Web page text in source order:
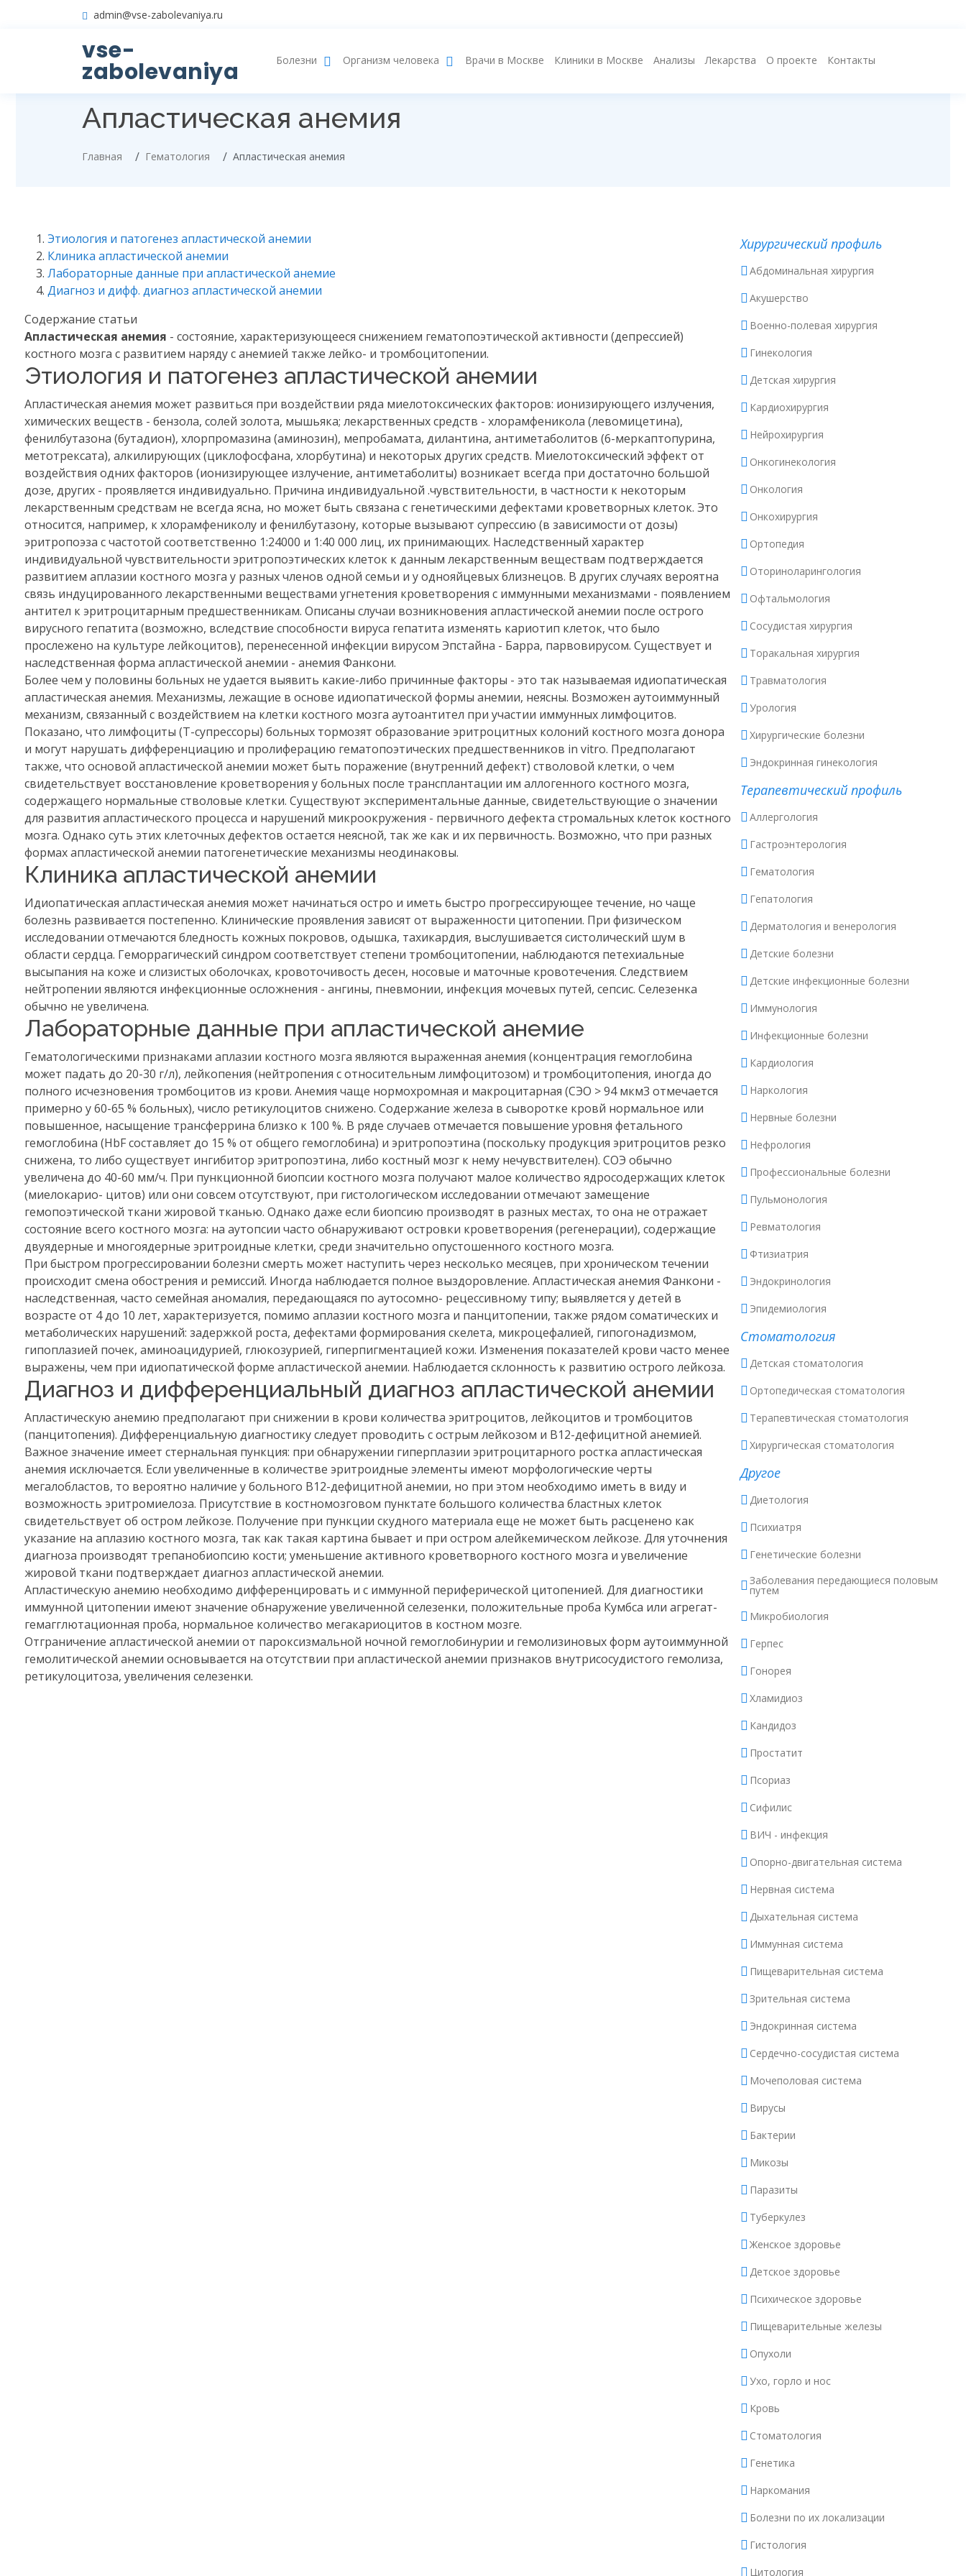
admin@vse-zabolevaniya.ru
vse-
zabolevaniya Болезни Организм человека Врачи в Москве Клиники в Москве Анализы Лекарства О проекте Контакты
Апластическая анемия
Главная Гематология Апластическая анемия
Этиология и патогенез апластической анемии
Клиника апластической анемии
Лабораторные данные при апластической анемие
Диагноз и дифф. диагноз апластической анемии
Содержание статьи
Апластическая анемия - состояние, характеризующееся снижением гематопоэтической активности (депрессией)
костного мозга с развитием наряду с анемией также лейко- и тромбоцитопении.
Этиология и патогенез апластической анемии
Апластическая анемия может развиться при воздействии ряда миелотоксических факторов: ионизирующего излучения,
химических веществ - бензола, солей золота, мышьяка; лекарственных средств - хлорамфеникола (левомицетина),
фенилбутазона (бутадион), хлорпромазина (аминозин), мепробамата, дилантина, антиметаболитов (6-меркаптопурина,
метотрексата), алкилирующих (циклофосфана, хлорбутина) и некоторых других средств. Миелотоксический эффект от
воздействия одних факторов (ионизирующее излучение, антиметаболиты) возникает всегда при достаточно большой
дозе, других - проявляется индивидуально. Причина индивидуальной .чувствительности, в частности к некоторым
лекарственным средствам не всегда ясна, но может быть связана с генетическими дефектами кроветворных клеток. Это
относится, например, к хлорамфениколу и фенилбутазону, которые вызывают супрессию (в зависимости от дозы)
эритропоэза с частотой соответственно 1:24000 и 1:40 000 лиц, их принимающих. Наследственный характер
индивидуальной чувствительности эритропоэтических клеток к данным лекарственным веществам подтверждается
развитием аплазии костного мозга у разных членов одной семьи и у однояйцевых близнецов. В других случаях вероятна
связь индуцированного лекарственными веществами угнетения кроветворения с иммунными механизмами - появлением
антител к эритроцитарным предшественникам. Описаны случаи возникновения апластической анемии после острого
вирусного гепатита (возможно, вследствие способности вируса гепатита изменять кариотип клеток, что было
прослежено на культуре лейкоцитов), перенесенной инфекции вирусом Эпстайна - Барра, парвовирусом. Существует и
наследственная форма апластической анемии - анемия Фанкони.
Более чем у половины больных не удается выявить какие-либо причинные факторы - это так называемая идиопатическая
апластическая анемия. Механизмы, лежащие в основе идиопатической формы анемии, неясны. Возможен аутоиммунный
механизм, связанный с воздействием на клетки костного мозга аутоантител при участии иммунных лимфоцитов.
Показано, что лимфоциты (Т-супрессоры) больных тормозят образование эритроцитных колоний костного мозга донора
и могут нарушать дифференциацию и пролиферацию гематопоэтических предшественников in vitro. Предполагают
также, что основой апластической анемии может быть поражение (внутренний дефект) стволовой клетки, о чем
свидетельствует восстановление кроветворения у больных после трансплантации им аллогенного костного мозга,
содержащего нормальные стволовые клетки. Существуют экспериментальные данные, свидетельствующие о значении
для развития апластического процесса и нарушений микроокружения - первичного дефекта стромальных клеток костного
мозга. Однако суть этих клеточных дефектов остается неясной, так же как и их первичность. Возможно, что при разных
формах апластической анемии патогенетические механизмы неодинаковы.
Клиника апластической анемии
Идиопатическая апластическая анемия может начинаться остро и иметь быстро прогрессирующее течение, но чаще
болезнь развивается постепенно. Клинические проявления зависят от выраженности цитопении. При физическом
исследовании отмечаются бледность кожных покровов, одышка, тахикардия, выслушивается систолический шум в
области сердца. Геморрагический синдром соответствует степени тромбоцитопении, наблюдаются петехиальные
высыпания на коже и слизистых оболочках, кровоточивость десен, носовые и маточные кровотечения. Следствием
нейтропении являются инфекционные осложнения - ангины, пневмонии, инфекция мочевых путей, сепсис. Селезенка
обычно не увеличена.
Лабораторные данные при апластической анемие
Гематологическими признаками аплазии костного мозга являются выраженная анемия (концентрация гемоглобина
может падать до 20-30 г/л), лейкопения (нейтропения с относительным лимфоцитозом) и тромбоцитопения, иногда до
полного исчезновения тромбоцитов из крови. Анемия чаще нормохромная и макроцитарная (СЭО > 94 мкм3 отмечается
примерно у 60-65 % больных), число ретикулоцитов снижено. Содержание железа в сыворотке кровй нормальное или
повышенное, насыщение трансферрина близко к 100 %. В ряде случаев отмечается повышение уровня фетального
гемоглобина (HbF составляет до 15 % от общего гемоглобина) и эритропоэтина (поскольку продукция эритроцитов резко
снижена, то либо существует ингибитор эритропоэтина, либо костный мозг к нему нечувствителен). СОЭ обычно
увеличена до 40-60 мм/ч. При пункционной биопсии костного мозга получают малое количество ядросодержащих клеток
(миелокарио- цитов) или они совсем отсутствуют, при гистологическом исследовании отмечают замещение
гемопоэтической ткани жировой тканью. Однако даже если биопсию производят в разных местах, то она не отражает
состояние всего костного мозга: на аутопсии часто обнаруживают островки кроветворения (регенерации), содержащие
двуядерные и многоядерные эритроидные клетки, среди значительно опустошенного костного мозга.
При быстром прогрессировании болезни смерть может наступить через несколько месяцев, при хроническом течении
происходит смена обострения и ремиссий. Иногда наблюдается полное выздоровление. Апластическая анемия Фанкони -
наследственная, часто семейная аномалия, передающаяся по аутосомно- рецессивному типу; выявляется у детей в
возрасте от 4 до 10 лет, характеризуется, помимо аплазии костного мозга и панцитопении, также рядом соматических и
метаболических нарушений: задержкой роста, дефектами формирования скелета, микроцефалией, гипогонадизмом,
гипоплазией почек, аминоацидурией, глюкозурией, гиперпигментацией кожи. Изменения показателей крови часто менее
выражены, чем при идиопатической форме апластической анемии. Наблюдается склонность к развитию острого лейкоза.
Диагноз и дифференциальный диагноз апластической анемии
Апластическую анемию предполагают при снижении в крови количества эритроцитов, лейкоцитов и тромбоцитов
(панцитопения). Дифференциальную диагностику следует проводить с острым лейкозом и В12-дефицитной анемией.
Важное значение имеет стернальная пункция: при обнаружении гиперплазии эритроцитарного ростка апластическая
анемия исключается. Если увеличенные в количестве эритроидные элементы имеют морфологические черты
мегалобластов, то вероятно наличие у больного В12-дефицитной анемии, но при этом необходимо иметь в виду и
возможность эритромиелоза. Присутствие в костномозговом пунктате большого количества бластных клеток
свидетельствует об остром лейкозе. Получение при пункции скудного материала еще не может быть расценено как
указание на аплазию костного мозга, так как такая картина бывает и при остром алейкемическом лейкозе. Для уточнения
диагноза производят трепанобиопсию кости; уменьшение активного кроветворного костного мозга и увеличение
жировой ткани подтверждает диагноз апластической анемии.
Апластическую анемию необходимо дифференцировать и с иммунной периферической цитопенией. Для диагностики
иммунной цитопении имеют значение обнаружение увеличенной селезенки, положительные проба Кумбса или агрегат-
гемагглютационная проба, нормальное количество мегакариоцитов в костном мозге.
Отграничение апластической анемии от пароксизмальной ночной гемоглобинурии и гемолизиновых форм аутоиммунной
гемолитической анемии основывается на отсутствии при апластической анемии признаков внутрисосудистого гемолиза,
ретикулоцитоза, увеличения селезенки.
Хирургический профиль
Абдоминальная хирургия
Акушерство
Военно-полевая хирургия
Гинекология
Детская хирургия
Кардиохирургия
Нейрохирургия
Онкогинекология
Онкология
Онкохирургия
Ортопедия
Оториноларингология
Офтальмология
Сосудистая хирургия
Торакальная хирургия
Травматология
Урология
Хирургические болезни
Эндокринная гинекология
Терапевтический профиль
Аллергология
Гастроэнтерология
Гематология
Гепатология
Дерматология и венерология
Детские болезни
Детские инфекционные болезни
Иммунология
Инфекционные болезни
Кардиология
Наркология
Нервные болезни
Нефрология
Профессиональные болезни
Пульмонология
Ревматология
Фтизиатрия
Эндокринология
Эпидемиология
Стоматология
Детская стоматология
Ортопедическая стоматология
Терапевтическая стоматология
Хирургическая стоматология
Другое
Диетология
Психиатря
Генетические болезни
Заболевания передающиеся половым
путем
Микробиология
Герпес
Гонорея
Хламидиоз
Кандидоз
Простатит
Псориаз
Сифилис
ВИЧ - инфекция
Опорно-двигательная система
Нервная система
Дыхательная система
Иммунная система
Пищеварительная система
Зрительная система
Эндокринная система
Сердечно-сосудистая система
Мочеполовая система
Вирусы
Бактерии
Микозы
Паразиты
Туберкулез
Женское здоровье
Детское здоровье
Психическое здоровье
Пищеварительные железы
Опухоли
Ухо, горло и нос
Кровь
Стоматология
Генетика
Наркомания
Болезни по их локализации
Гистология
Цитология